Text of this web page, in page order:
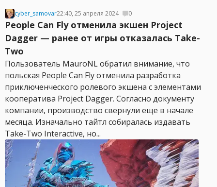
cyber_samovar22:40, 25 апреля 2024 0
People Can Fly отменила экшен Project
Dagger — ранее от игры отказалась Take-
Two
Пользователь MauroNL обратил внимание, что
польская People Can Fly отменила разработка
приключенческого ролевого экшена с элементами
кооператива Project Dagger. Согласно документу
компании, производство свернули еще в начале
месяца. Изначально тайтл собиралась издавать
Take-Two Interactive, но...